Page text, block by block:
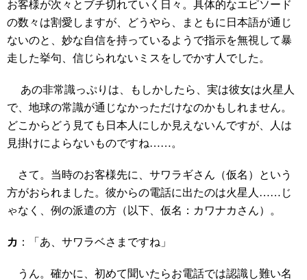
お客様が次々とブチ切れていく日々。具体的なエピソード
の数々は割愛しますが、どうやら、まともに日本語が通じ
ないのと、妙な自信を持っているようで指示を無視して暴
走した挙句、信じられないミスをしでかす人でした。
あの非常識っぷりは、もしかしたら、実は彼女は火星人
で、地球の常識が通じなかっただけなのかもしれません。
どこからどう見ても日本人にしか見えないんですが、人は
見掛けによらないものですね……。
さて。当時のお客様先に、サワラギさん（仮名）という
方がおられました。彼からの電話に出たのは火星人……じ
ゃなく、例の派遣の方（以下、仮名：カワナカさん）。
カ ：「あ、サワラベさまですね」
うん。確かに、初めて聞いたらお電話では認識し難い名